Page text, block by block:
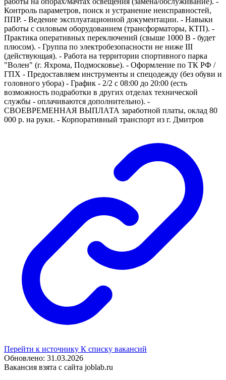
Контроль параметров, поиск и устранение неисправностей,
ППР. - Ведение эксплуатационной документации. - Навыки
работы с силовым оборудованием (трансформаторы, КТП). -
Практика оперативных переключений (свыше 1000 В - будет
плюсом). - Группа по электробезопасности не ниже III
(действующая). - Работа на территории спортивного парка
"Волен" (г. Яхрома, Подмосковье). - Оформление по ТК РФ /
ГПХ - Предоставляем инструменты и спецодежду (без обуви и
головного убора) - График - 2/2 с 08:00 до 20:00 (есть
возможность подработки в других отделах технической
службы - оплачиваются дополнительно). -
СВОЕВРЕМЕННАЯ ВЫПЛАТА заработной платы, оклад 80
000 р. на руки. - Корпоративный транспорт из г. Дмитров
Перейти к источнику К списку вакансий
Обновлено: 31.03.2026
Вакансия взята с сайта joblab.ru